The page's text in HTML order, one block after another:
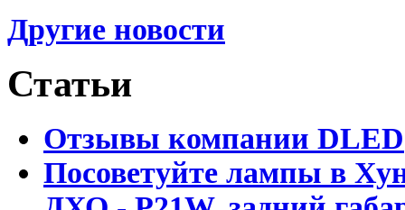
Другие новости
Статьи
Отзывы компании DLED
Посоветуйте лампы в